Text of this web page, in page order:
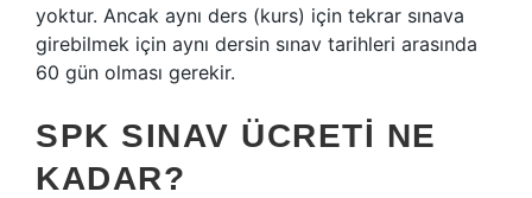
yoktur. Ancak aynı ders (kurs) için tekrar sınava
girebilmek için aynı dersin sınav tarihleri ​​arasında
60 gün olması gerekir.
SPK SINAV ÜCRETI NE
KADAR?